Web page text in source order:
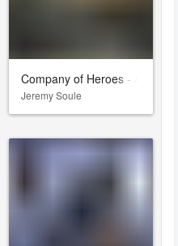
Company of Heroes - All
Jeremy Soule